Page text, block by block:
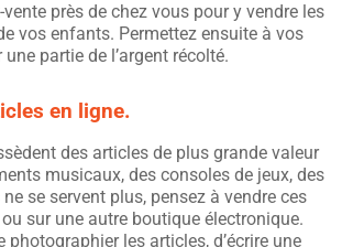
près de chez vous pour y vendre les
vos enfants. Permettez ensuite à vos
partie de l’argent récolté.
en ligne.
des articles de plus grande valeur
musicaux, des consoles de jeux, des
se servent plus, pensez à vendre ces
sur une autre boutique électronique.
photographier les articles, d’écrire une